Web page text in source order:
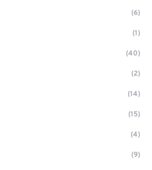
(6)
(1)
(40)
(2)
(14)
(15)
(4)
(9)